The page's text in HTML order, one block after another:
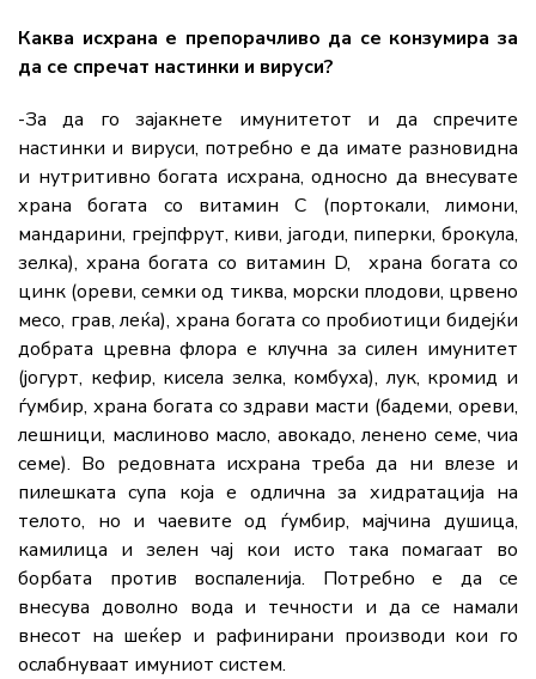
Каква исхрана е препорачливо да се конзумира за
да се спречат настинки и вируси?
-За да го зајакнете имунитетот и да спречите
настинки и вируси, потребно е да имате разновидна
и нутритивно богата исхрана, односно да внесувате
храна богата со витамин C (портокали, лимони,
мандарини, грејпфрут, киви, јагоди, пиперки, брокула,
зелка), храна богата со витамин D, храна богата со
цинк (ореви, семки од тиква, морски плодови, црвено
месо, грав, леќа), храна богата со пробиотици бидејќи
добрата цревна флора е клучна за силен имунитет
(јогурт, кефир, кисела зелка, комбуха), лук, кромид и
ѓумбир, храна богата со здрави масти (бадеми, ореви,
лешници, маслиново масло, авокадо, ленено семе, чиа
семе). Во редовната исхрана треба да ни влезе и
пилешката супа која е одлична за хидратација на
телото, но и чаевите од ѓумбир, мајчина душица,
камилица и зелен чај кои исто така помагаат во
борбата против воспаленија. Потребно е да се
внесува доволно вода и течности и да се намали
внесот на шеќер и рафинирани производи кои го
ослабнуваат имуниот систем.